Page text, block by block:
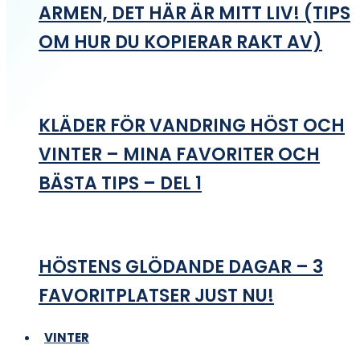
ARMEN, DET HÄR ÄR MITT LIV! (TIPS
OM HUR DU KOPIERAR RAKT AV)
KLÄDER FÖR VANDRING HÖST OCH
VINTER – MINA FAVORITER OCH
BÄSTA TIPS – DEL 1
HÖSTENS GLÖDANDE DAGAR – 3
FAVORITPLATSER JUST NU!
VINTER